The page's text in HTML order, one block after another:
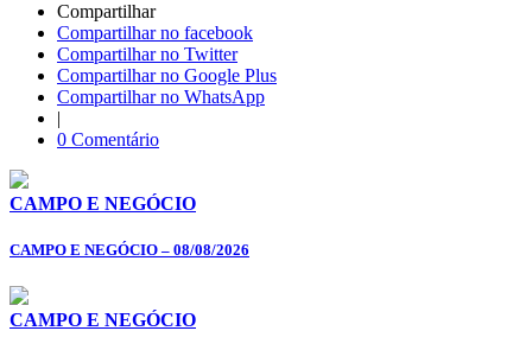
Compartilhar
Compartilhar no facebook
Compartilhar no Twitter
Compartilhar no Google Plus
Compartilhar no WhatsApp
|
0 Comentário
CAMPO E NEGÓCIO
CAMPO E NEGÓCIO – 08/08/2026
CAMPO E NEGÓCIO